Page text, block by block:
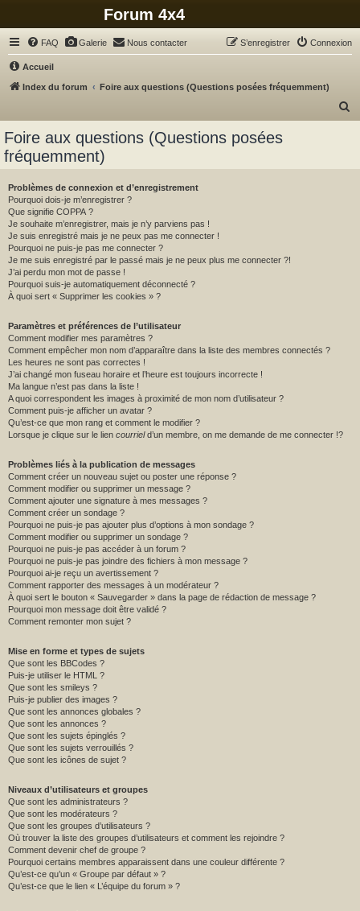
Forum 4x4
FAQ Galerie Nous contacter Connexion
S’enregistrer
Accueil
Index du forum
Foire aux questions (Questions posées fréquemment)
Foire aux questions (Questions posées
fréquemment)
Problèmes de connexion et d’enregistrement
Pourquoi dois-je m’enregistrer ?
Que signifie COPPA ?
Je souhaite m’enregistrer, mais je n’y parviens pas !
Je suis enregistré mais je ne peux pas me connecter !
Pourquoi ne puis-je pas me connecter ?
Je me suis enregistré par le passé mais je ne peux plus me connecter ?!
J’ai perdu mon mot de passe !
Pourquoi suis-je automatiquement déconnecté ?
À quoi sert « Supprimer les cookies » ?
Paramètres et préférences de l’utilisateur
Comment modifier mes paramètres ?
Comment empêcher mon nom d’apparaître dans la liste des membres connectés ?
Les heures ne sont pas correctes !
J’ai changé mon fuseau horaire et l’heure est toujours incorrecte !
Ma langue n’est pas dans la liste !
A quoi correspondent les images à proximité de mon nom d’utilisateur ?
Comment puis-je afficher un avatar ?
Qu’est-ce que mon rang et comment le modifier ?
Lorsque je clique sur le lien courrield’un membre, on me demande de me connecter !?
Problèmes liés à la publication de messages
Comment créer un nouveau sujet ou poster une réponse ?
Comment modifier ou supprimer un message ?
Comment ajouter une signature à mes messages ?
Comment créer un sondage ?
Pourquoi ne puis-je pas ajouter plus d’options à mon sondage ?
Comment modifier ou supprimer un sondage ?
Pourquoi ne puis-je pas accéder à un forum ?
Pourquoi ne puis-je pas joindre des fichiers à mon message ?
Pourquoi ai-je reçu un avertissement ?
Comment rapporter des messages à un modérateur ?
À quoi sert le bouton « Sauvegarder » dans la page de rédaction de message ?
Pourquoi mon message doit être validé ?
Comment remonter mon sujet ?
Mise en forme et types de sujets
Que sont les BBCodes ?
Puis-je utiliser le HTML ?
Que sont les smileys ?
Puis-je publier des images ?
Que sont les annonces globales ?
Que sont les annonces ?
Que sont les sujets épinglés ?
Que sont les sujets verrouillés ?
Que sont les icônes de sujet ?
Niveaux d’utilisateurs et groupes
Que sont les administrateurs ?
Que sont les modérateurs ?
Que sont les groupes d’utilisateurs ?
Où trouver la liste des groupes d’utilisateurs et comment les rejoindre ?
Comment devenir chef de groupe ?
Pourquoi certains membres apparaissent dans une couleur différente ?
Qu’est-ce qu’un « Groupe par défaut » ?
Qu’est-ce que le lien « L’équipe du forum » ?